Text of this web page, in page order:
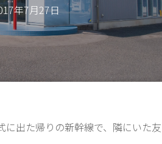
年7月27日
に出た帰りの新幹線で、隣にいた友